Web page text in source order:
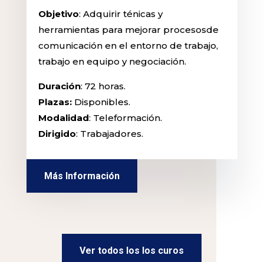
Objetivo: Adquirir ténicas y
herramientas para mejorar procesosde
comunicación en el entorno de trabajo,
trabajo en equipo y negociación.
Duración: 72 horas.
Plazas:Disponibles.
Modalidad: Teleformación.
Dirigido: Trabajadores.
Más Información
Ver todos los los curos